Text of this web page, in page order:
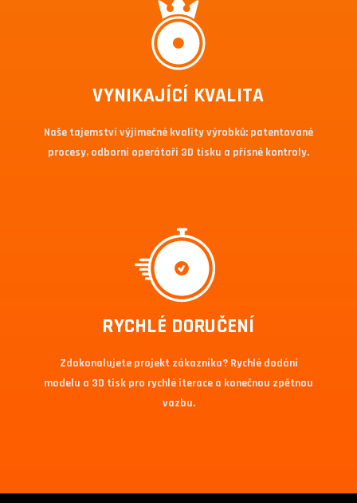
VYNIKAJÍCÍ KVALITA
Naše tajemství výjimečné kvality výrobků: patentované
procesy, odborní operátoři 3D tisku a přísné kontroly.
RYCHLÉ DORUČENÍ
Zdokonalujete projekt zákazníka? Rychlé dodání
modelu a 3D tisk pro rychlé iterace a konečnou zpětnou
vazbu.